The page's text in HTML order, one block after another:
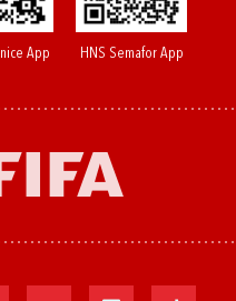
App HNS Semafor App